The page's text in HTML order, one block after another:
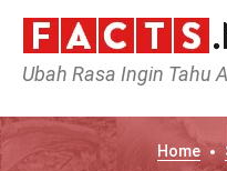
Ubah Rasa Ingin Tahu
Home